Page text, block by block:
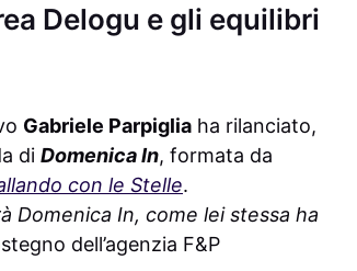
Delogu e gli equilibri
Gabriele Parpiglia ha rilanciato,
di Domenica In, formata da
con le Stelle.
Domenica In, come lei stessa ha
dell’agenzia F&P